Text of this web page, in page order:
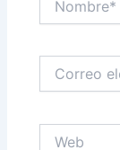
electrónico*